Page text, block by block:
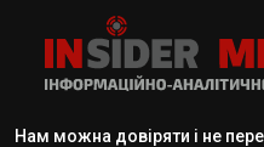
Нам можна довіряти і не